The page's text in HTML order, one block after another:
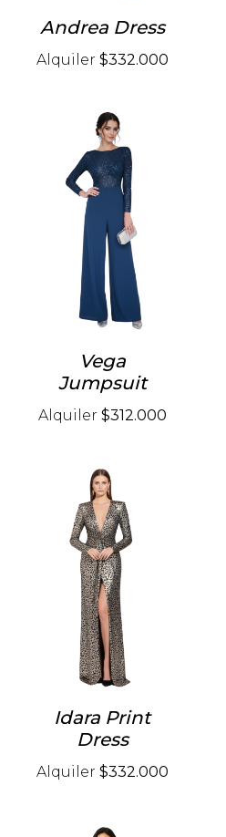
Andrea Dress
Alquiler $332.000
Vega
Jumpsuit
Alquiler $312.000
Idara Print
Dress
Alquiler $332.000